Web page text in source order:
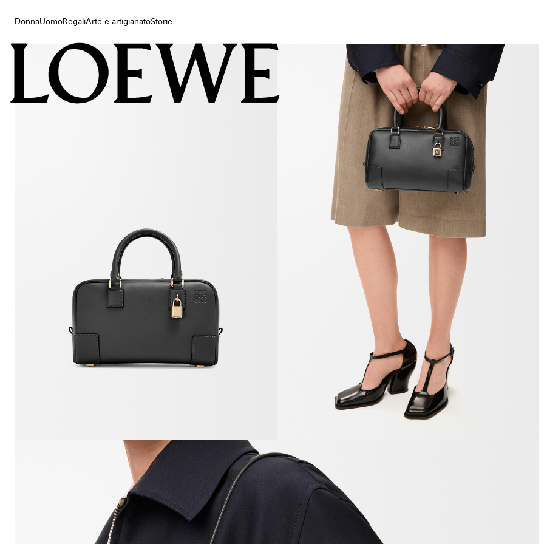
DonnaUomoRegaliArte e artigianatoStorie
Donna
Arte e artigianato